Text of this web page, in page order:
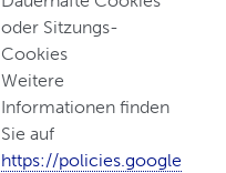
oder Sitzungs-
Cookies
Weitere
Informationen finden
Sie auf
https://policies.google